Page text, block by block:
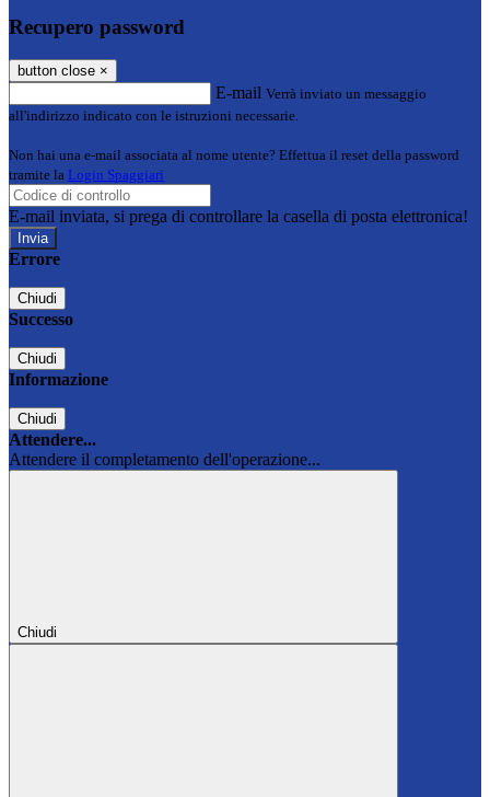
Recupero password
button close ×
E-mail Verrà inviato un messaggio
all'indirizzo indicato con le istruzioni necessarie.
Non hai una e-mail associata al nome utente? Effettua il reset della password
tramite la Login Spaggiari
E-mail inviata, si prega di controllare la casella di posta elettronica!
Errore
Chiudi
Successo
Chiudi
Informazione
Chiudi
Attendere...
Attendere il completamento dell'operazione...
Chiudi